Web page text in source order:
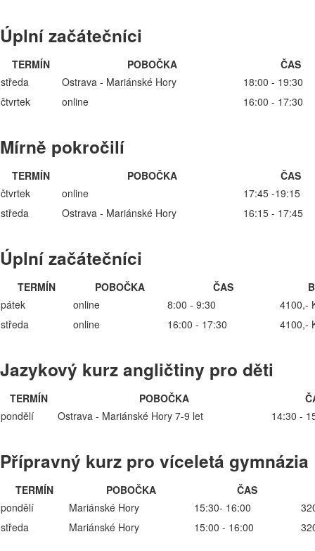
Úplní začátečníci
TERMÍN POBOČKA
ČAS
středa
Ostrava - Mariánské Hory
18:00 - 19:30
čtvrtek
online 16:00 - 17:30
Mírně pokročilí
TERMÍN POBOČKA
ČAS
čtvrtek
online
17:45 -19:15
středa
Ostrava - Mariánské Hory 16:15 - 17:45
Úplní začátečníci
TERMÍN POBOČKA ČAS
pátek
online 8:00 - 9:30
4100,-
středa
online 16:00 - 17:30 4100,-
Jazykový kurz angličtiny pro děti
TERMÍN POBOČKA
pondělí
Ostrava - Mariánské Hory 7-9 let 14:30 -
Přípravný kurz pro víceletá gymnázia
TERMÍN POBOČKA
ČAS
pondělí
Mariánské Hory 15:30- 16:00
středa
Mariánské Hory 15:00 - 16:00